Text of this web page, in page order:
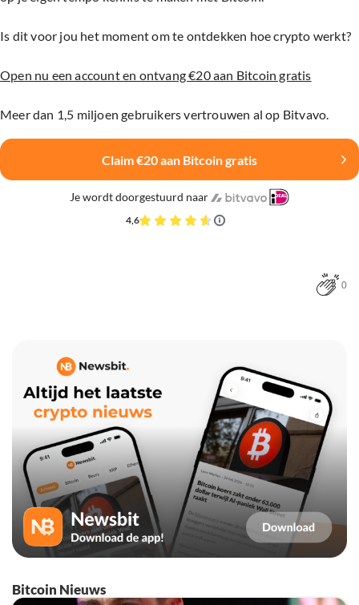
Is dit voor jou het moment om te ontdekken hoe crypto werkt?
Open nu een account en ontvang €20 aan Bitcoin gratis
Meer dan 1,5 miljoen gebruikers vertrouwen al op Bitvavo.
Claim €20 aan Bitcoin gratis
Je wordt doorgestuurd naar
4,6
0
Bitcoin Nieuws